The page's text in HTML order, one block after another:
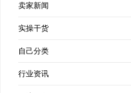
卖家新闻
实操干货
自己分类
行业资讯